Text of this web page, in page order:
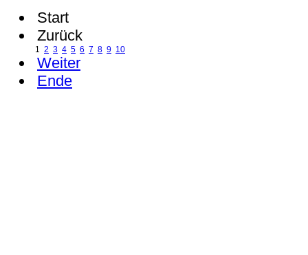
Start
Zurück
1 2 3 4 5 6 7 8 9 10
Weiter
Ende